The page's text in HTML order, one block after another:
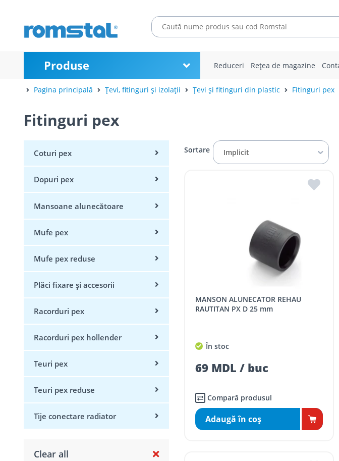
Produse Reduceri Rețea de magazine
Pagina principală Țevi, fitinguri și izolații Țevi și fitinguri din plastic Fitinguri pex
Fitinguri pex
Coturi pex
Dopuri pex
Mansoane alunecătoare
Mufe pex
Mufe pex reduse
Plăci fixare și accesorii
Racorduri pex
Racorduri pex hollender
Teuri pex
Teuri pex reduse
Tije conectare radiator
Clear all
Sortare Implicit
MANSON ALUNECATOR REHAU
RAUTITAN PX D 25 mm
În stoc
69 MDL / buc
Compară produsul
Adaugă în coş